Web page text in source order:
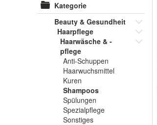
Kategorie
Beauty & Gesundheit
Haarpflege
Haarwäsche & -
pflege
Anti-Schuppen
Haarwuchsmittel
Kuren
Shampoos
Spülungen
Spezialpflege
Sonstiges